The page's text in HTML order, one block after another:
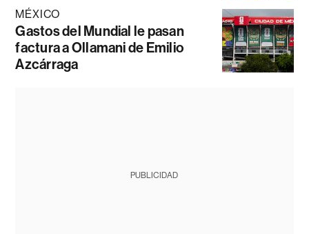
MÉXICO
Gastos del Mundial le pasan
factura a Ollamani de Emilio
Azcárraga
PUBLICIDAD